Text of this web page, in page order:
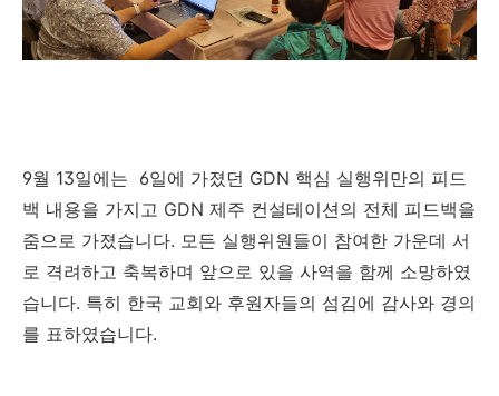
9월 13일에는 6일에 가졌던 GDN 핵심 실행위만의 피드
백 내용을 가지고 GDN 제주 컨설테이션의 전체 피드백을
줌으로 가졌습니다. 모든 실행위원들이 참여한 가운데 서
로 격려하고 축복하며 앞으로 있을 사역을 함께 소망하였
습니다. 특히 한국 교회와 후원자들의 섬김에 감사와 경의
를 표하였습니다.